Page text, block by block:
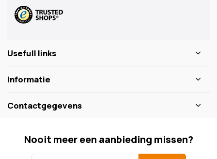
Usefull links
Informatie
Contactgegevens
Nooit meer een aanbieding missen?